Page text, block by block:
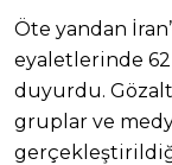
Öte yandan
eyaletlerinde 62
duyurdu.
gruplar ve